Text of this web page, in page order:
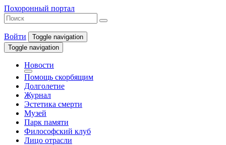
Похоронный портал
Войти
Toggle navigation
Toggle navigation
Новости
Помощь скорбящим
Долголетие
Журнал
Эстетика смерти
Музей
Парк памяти
Философский клуб
Лицо отрасли